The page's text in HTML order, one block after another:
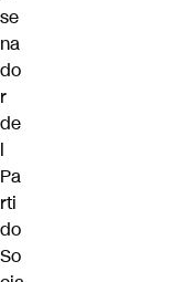
se
na
do
r
de
l
Pa
rti
do
So